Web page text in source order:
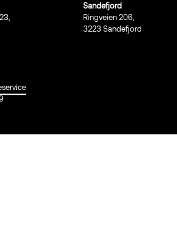
Sandefjord
Ringveien 206,
3223 Sandefjord